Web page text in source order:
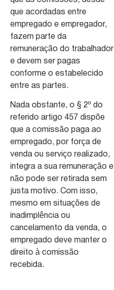
que acordadas entre
empregado e empregador,
fazem parte da
remuneração do trabalhador
e devem ser pagas
conforme o estabelecido
entre as partes.
Nada obstante, o § 2º do
referido artigo 457 dispõe
que a comissão paga ao
empregado, por força de
venda ou serviço realizado,
integra a sua remuneração e
não pode ser retirada sem
justa motivo. Com isso,
mesmo em situações de
inadimplência ou
cancelamento da venda, o
empregado deve manter o
direito à comissão
recebida.